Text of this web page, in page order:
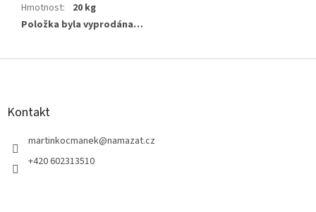
Hmotnost:
20 kg
Položka byla vyprodána…
Z
Kontakt
martinkocmanek@namazat.cz
+420 602313510